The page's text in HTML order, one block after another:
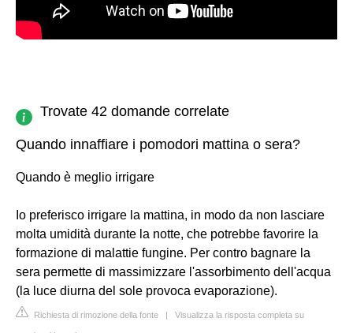
Trovate 42 domande correlate
Quando innaffiare i pomodori mattina o sera?
Quando è meglio irrigare
Io preferisco irrigare la mattina, in modo da non lasciare
molta umidità durante la notte, che potrebbe favorire la
formazione di malattie fungine. Per contro bagnare la
sera permette di massimizzare l'assorbimento dell'acqua
(la luce diurna del sole provoca evaporazione).
Richiesta di rimozione della fonte | Visualizza la risposta completa su